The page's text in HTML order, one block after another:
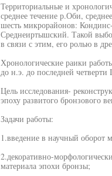
Территориальные и
среднее течение р.Оби,
шесть микрорайонов:
Среднеиртышский. Такой
в связи с этим, его ролью в
Хронологические раики
до н.э. до последней
Цель исследования-
эпоху развитого бронзового
Задачи работы:
1.введение в научный оборот
2.декоративно-
материала эпохи бронзы;